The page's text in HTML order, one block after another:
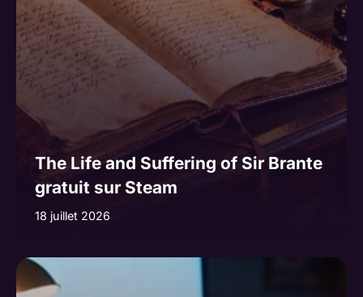
The Life and Suffering of Sir Brante
gratuit sur Steam
18 juillet 2026